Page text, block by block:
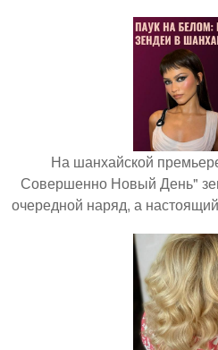
На шанхайской
Совершенно Новый День"
очередной наряд, а